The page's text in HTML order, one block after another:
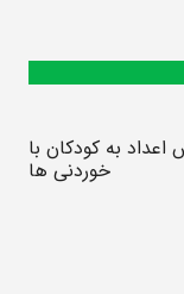
به کودکان با
خوردنی ها